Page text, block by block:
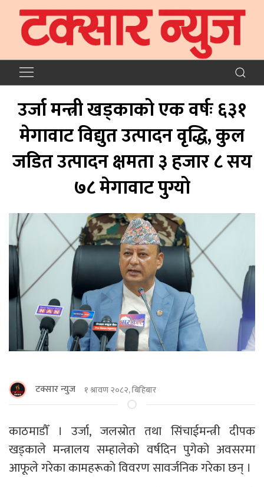
उर्जा मन्त्री खड्काको एक वर्षः ६३१
मेगावाट विद्युत उत्पादन वृद्धि, कुल
जडित उत्पादन क्षमता ३ हजार ८ सय
७८ मेगावाट पुग्यो
टक्सार न्युज १ श्रावण २०८२, बिहिबार
काठमाडाैँ । उर्जा, जलस्रोत तथा सिंचाईमन्त्री दीपक
खड्काले मन्त्रालय सम्हालेको वर्षदिन पुगेको अवसरमा
आफूले गरेका कामहरूकाे विवरण सावर्जनिक गरेका छन् ।